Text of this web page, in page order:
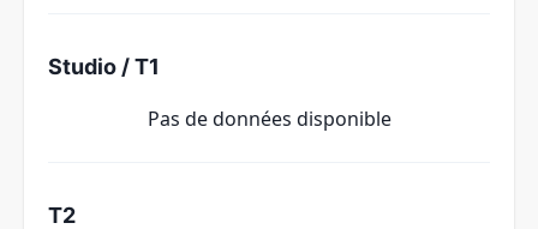
Studio / T1
Pas de données disponible
T2